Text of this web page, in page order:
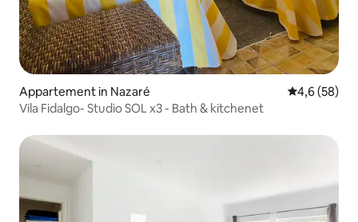
Appartement in Nazaré Gemiddelde
4,6 (58)
Vila Fidalgo- Studio SOL x3 - Bath & kitchenet